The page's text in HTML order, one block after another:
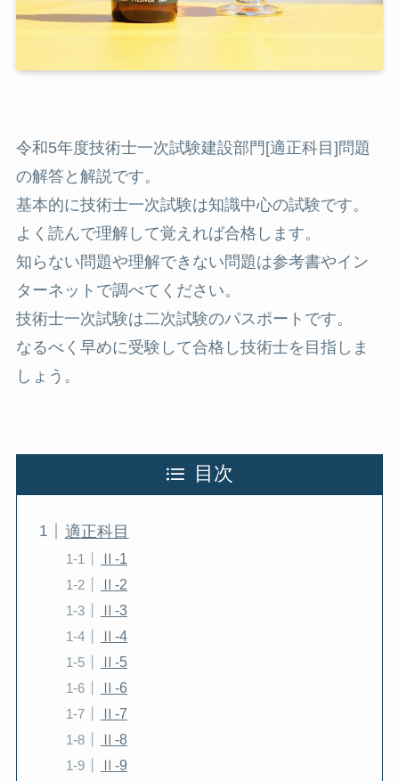
令和5年度技術士一次試験建設部門[適正科目]問題
の解答と解説です。
基本的に技術士一次試験は知識中心の試験です。
よく読んで理解して覚えれば合格します。
知らない問題や理解できない問題は参考書やイン
ターネットで調べてください。
技術士一次試験は二次試験のパスポートです。
なるべく早めに受験して合格し技術士を目指しま
しょう。
目次
適正科目
Ⅱ-1
Ⅱ-2
Ⅱ-3
Ⅱ-4
Ⅱ-5
Ⅱ-6
Ⅱ-7
Ⅱ-8
Ⅱ-9